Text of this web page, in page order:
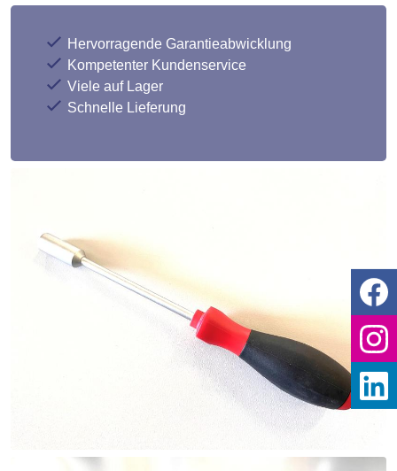
Hervorragende Garantieabwicklung
Kompetenter Kundenservice
Viele auf Lager
Schnelle Lieferung